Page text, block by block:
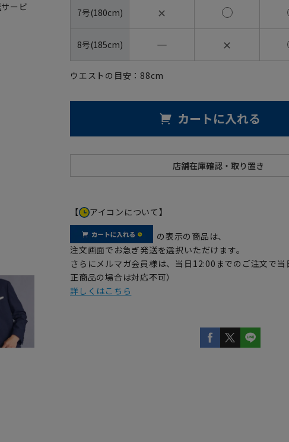
ービ
7号(180cm) ✕
8号(185cm) ― ✕
ウエストの目安： 88cm
カートに入れる
【 アイコンについて】
の表示の商品は、
注文画面でお急ぎ発送を選択いただけます。
さらにメルマガ会員様は、当日12:00までのご注文で
正商品の場合は対応不可）
詳しくはこちら